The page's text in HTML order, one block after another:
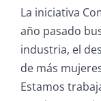
La iniciativa
año pasado
industria, el
de más
Estamos